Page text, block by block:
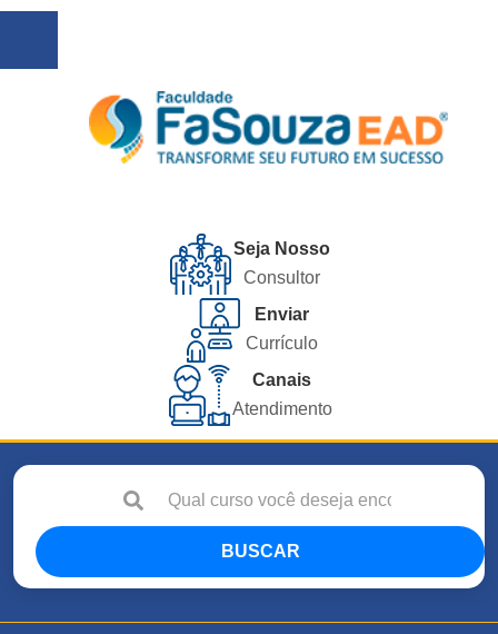
Seja Nosso
Consultor
Enviar
Currículo
Canais
Atendimento
BUSCAR